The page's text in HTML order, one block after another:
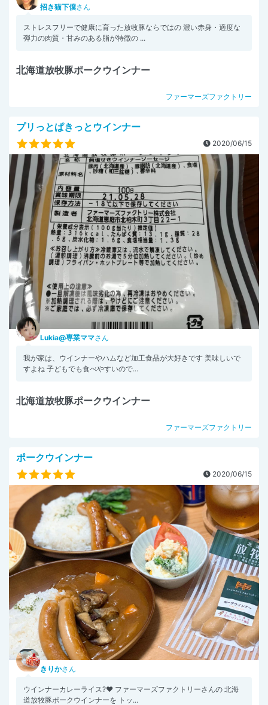
招き猫下僕さん
ストレスフリーで健康に育った放牧豚ならではの 濃い赤身・適度な
弾力の肉質・甘みのある脂が特徴の ...
北海道放牧豚ポークウインナー
ファーマーズファクトリー
プリっとぱきっとウインナー
2020/06/15
Lukia@専業ママさん
我が家は、ウインナーやハムなど加工食品が大好きです 美味しいで
すよね 子どもでも食べやすいので...
北海道放牧豚ポークウインナー
ファーマーズファクトリー
ポークウインナー
2020/06/15
きりかさん
ウインナーカレーライス?❤️ ファーマーズファクトリーさんの 北海
道放牧豚ポークウインナーを トッ...